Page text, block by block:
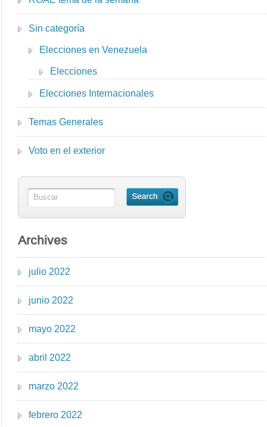
Sin categoría
Elecciones en Venezuela
Elecciones
Elecciones Internacionales
Temas Generales
Voto en el exterior
Archives
julio 2022
junio 2022
mayo 2022
abril 2022
marzo 2022
febrero 2022